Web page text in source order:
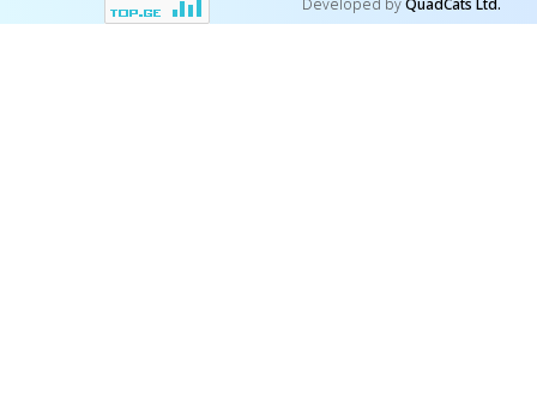
Developed byQuadCats Ltd.